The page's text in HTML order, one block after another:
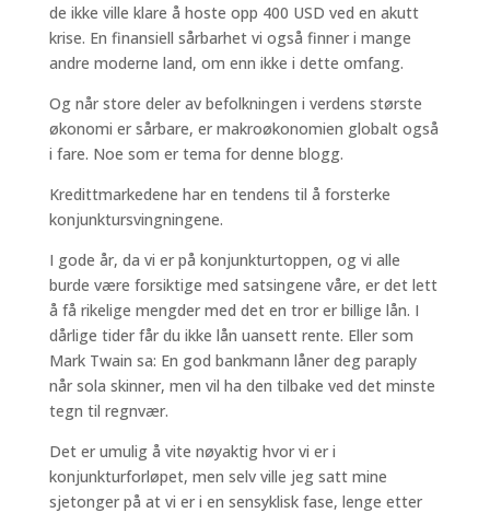
de ikke ville klare å hoste opp 400 USD ved en akutt
krise. En finansiell sårbarhet vi også finner i mange
andre moderne land, om enn ikke i dette omfang.
Og når store deler av befolkningen i verdens største
økonomi er sårbare, er makroøkonomien globalt også
i fare. Noe som er tema for denne blogg.
Kredittmarkedene har en tendens til å forsterke
konjunktursvingningene.
I gode år, da vi er på konjunkturtoppen, og vi alle
burde være forsiktige med satsingene våre, er det lett
å få rikelige mengder med det en tror er billige lån. I
dårlige tider får du ikke lån uansett rente. Eller som
Mark Twain sa: En god bankmann låner deg paraply
når sola skinner, men vil ha den tilbake ved det minste
tegn til regnvær.
Det er umulig å vite nøyaktig hvor vi er i
konjunkturforløpet, men selv ville jeg satt mine
sjetonger på at vi er i en sensyklisk fase, lenge etter